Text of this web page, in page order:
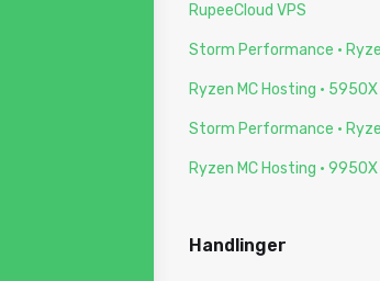
RupeeCloud VPS
Storm Performance ·
Ryzen MC Hosting · 5950X
Storm Performance ·
Ryzen MC Hosting · 9950X
Handlinger